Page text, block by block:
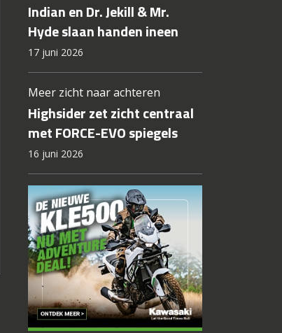
Indian en Dr. Jekill & Mr.
Hyde slaan handen ineen
17 juni 2026
Meer zicht naar achteren
Highsider zet zicht centraal
met FORCE-EVO spiegels
16 juni 2026